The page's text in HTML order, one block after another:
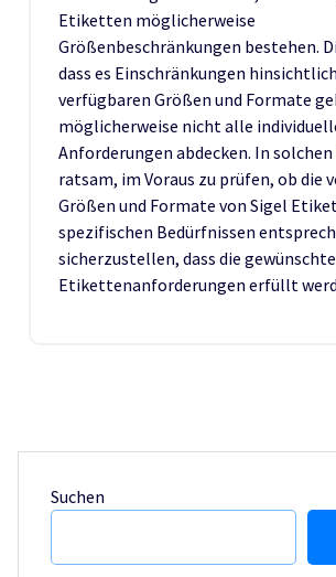
Etiketten möglicherweise
Größenbeschränkungen bestehen.
dass es Einschränkungen
verfügbaren Größen und Formate
möglicherweise nicht alle
Anforderungen abdecken. In
ratsam, im Voraus zu prüfen, ob die
Größen und Formate von Sigel
spezifischen Bedürfnissen
sicherzustellen, dass die
Etikettenanforderungen erfüllt
Suchen